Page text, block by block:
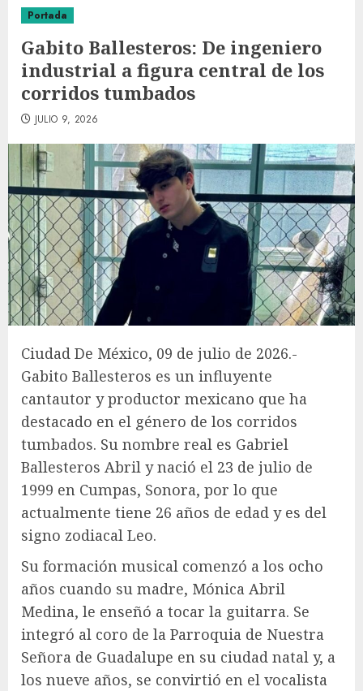
Portada
Gabito Ballesteros: De ingeniero
industrial a figura central de los
corridos tumbados
JULIO 9, 2026
Ciudad De México, 09 de julio de 2026.-
Gabito Ballesteros es un influyente
cantautor y productor mexicano que ha
destacado en el género de los corridos
tumbados. Su nombre real es Gabriel
Ballesteros Abril y nació el 23 de julio de
1999 en Cumpas, Sonora, por lo que
actualmente tiene 26 años de edad y es del
signo zodiacal Leo.
Su formación musical comenzó a los ocho
años cuando su madre, Mónica Abril
Medina, le enseñó a tocar la guitarra. Se
integró al coro de la Parroquia de Nuestra
Señora de Guadalupe en su ciudad natal y, a
los nueve años, se convirtió en el vocalista